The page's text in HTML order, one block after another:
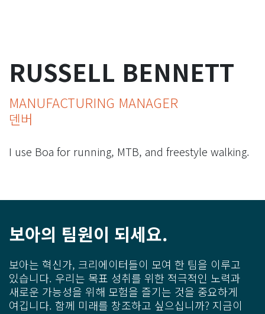
RUSSELL BENNETT
MANUFACTURING MANAGER
덴버
I use Boa for running, MTB, and freestyle walking.
보아의 팀원이 되세요.
보아는 혁신가, 크리에이터들이 모여 한 팀을 이루고
있습니다. 우리는 목표 성취를 위한 적극적인 노력과
새로운 가능성을 위해 모험을 즐기는 것을 중요하게
여깁니다. 함께 미래를 창조하고 싶으십니까? 지금이